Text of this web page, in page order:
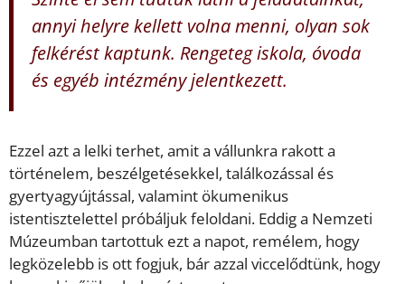
annyi helyre kellett volna menni, olyan sok
felkérést kaptunk. Rengeteg iskola, óvoda
és egyéb intézmény jelentkezett.
Ezzel azt a lelki terhet, amit a vállunkra rakott a
történelem, beszélgetésekkel, találkozással és
gyertyagyújtással, valamint ökumenikus
istentisztelettel próbáljuk feloldani. Eddig a Nemzeti
Múzeumban tartottuk ezt a napot, remélem, hogy
legközelebb is ott fogjuk, bár azzal viccelődtünk, hogy